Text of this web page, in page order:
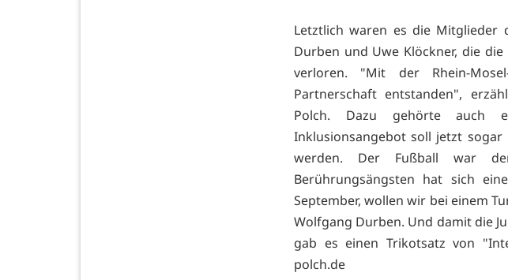
Letztlich waren es die Mitglieder
Durben und Uwe Klöckner, die
verloren. "Mit der Rhein-
Partnerschaft entstanden",
Polch. Dazu gehörte auch
Inklusionsangebot soll jetzt
werden. Der Fußball war
Berührungsängsten hat sich
September, wollen wir bei einem
Wolfgang Durben. Und damit die
gab es einen Trikotsatz von
polch.de